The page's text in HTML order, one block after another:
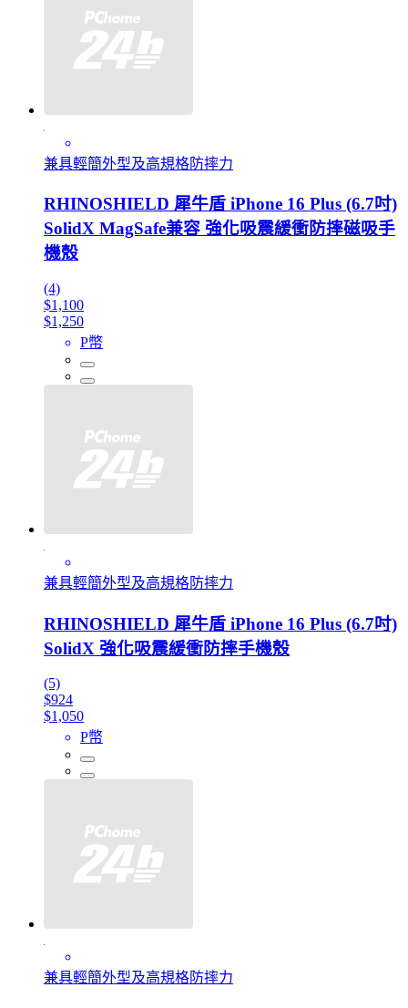
兼具輕簡外型及高規格防摔力
RHINOSHIELD 犀牛盾 iPhone 16 Plus (6.7吋)
SolidX MagSafe兼容 強化吸震緩衝防摔磁吸手
機殼
(4)
$1,100
$1,250
P幣
兼具輕簡外型及高規格防摔力
RHINOSHIELD 犀牛盾 iPhone 16 Plus (6.7吋)
SolidX 強化吸震緩衝防摔手機殼
(5)
$924
$1,050
P幣
兼具輕簡外型及高規格防摔力